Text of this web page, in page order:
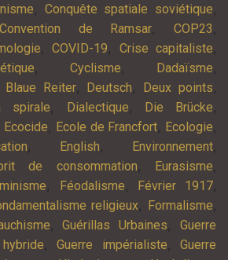
, Conquête spatiale soviétique,
Convention de Ramsar, COP23 ,
, COVID-19, Crise capitaliste,
, Cyclisme, Dadaïsme,
Blaue Reiter, Deutsch, Deux points,
spirale, Dialectique, Die Brücke,
Ecocide, Ecole de Francfort, Ecologie,
, English, Environnement,
de consommation, Eurasisme,
, Féodalisme, Février 1917,
religieux, Formalisme,
,Guérillas Urbaines,Guerre
,Guerre impérialiste,Guerre